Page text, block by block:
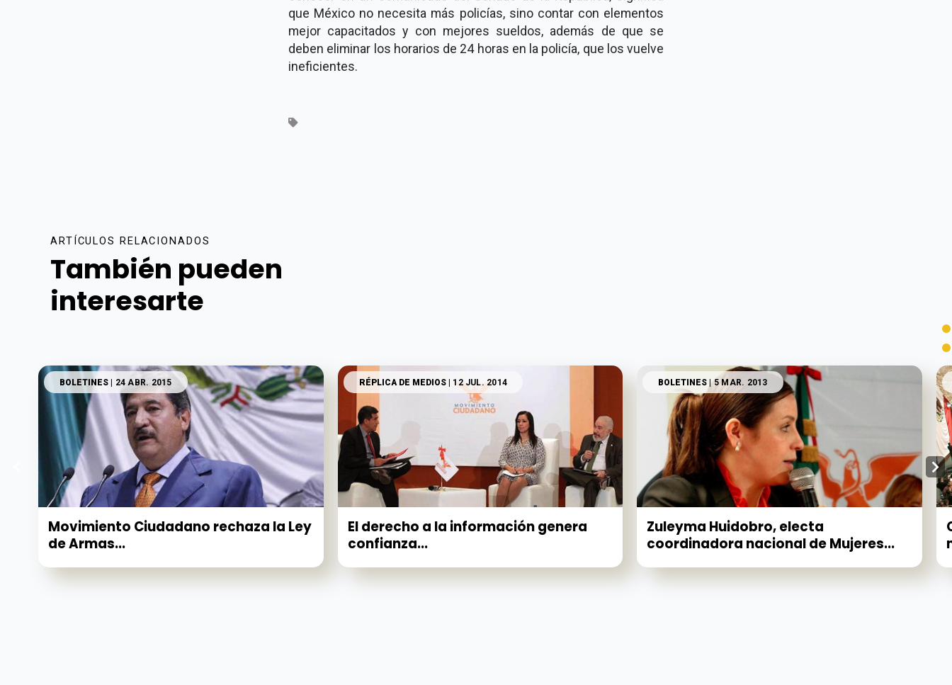
que México no necesita más policías, sino contar con elementos
mejor capacitados y con mejores sueldos, además de que se
deben eliminar los horarios de 24 horas en la policía, que los vuelve
ineficientes.
ARTÍCULOS RELACIONADOS
También pueden
interesarte
BOLETINES | 24 ABR. 2015
Movimiento Ciudadano rechaza la Ley
de Armas...
RÉPLICA DE MEDIOS| 12 JUL. 2014
El derecho a la información genera
confianza...
BOLETINES | 5 MAR. 2013
Zuleyma Huidobro, electa
coordinadora nacional de Mujeres...